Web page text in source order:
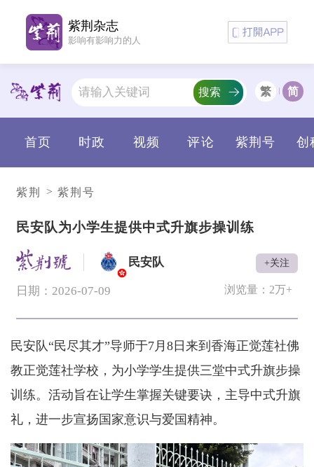
繁 简
首页 时政 视频 评论 紫荆号 创
搜索
紫荆 > 紫荆号
民安队为小学生提供中式升旗步操训练
民安队
V
+关注
日期：2026-07-09 浏览量： 2万+
民安队“民尽其才”导师于7月8日来到香海正觉莲社佛
教正觉莲社学校，为小学学生提供三堂中式升旗步操
训练。活动旨在让学生掌握关键要诀，主导中式升旗
礼，进一步宣扬国家意识与爱国精神。
紫荆杂志
影响有影响力的人